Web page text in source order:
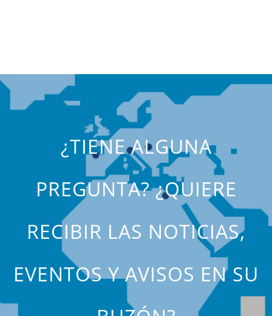
¿TIENE ALGUNA
PREGUNTA? ¿QUIERE
RECIBIR LAS NOTICIAS,
EVENTOS Y AVISOS EN SU